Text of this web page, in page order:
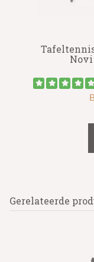
Novi
Gerelateerde